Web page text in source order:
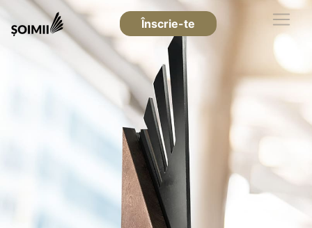
Înscrie-te